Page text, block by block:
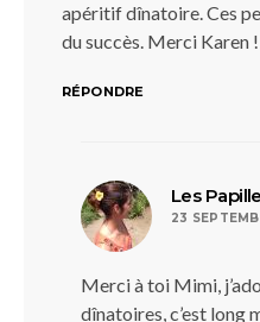
apéritif dînatoire. Ces
du succès. Merci Karen !
RÉPONDRE
Les
23
Merci à toi Mimi,
dînatoires, c’est long